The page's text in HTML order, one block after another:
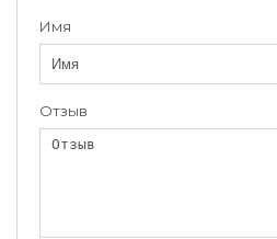
Имя
Отзыв